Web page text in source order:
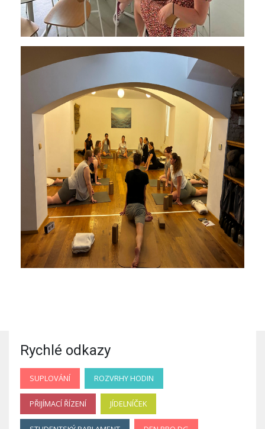
Rychlé odkazy
SUPLOVÁNÍ ROZVRHY HODIN
PŘIJÍMACÍ ŘÍZENÍ JÍDELNÍČEK